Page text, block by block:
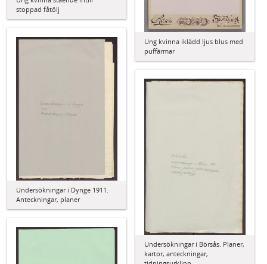
stoppad fåtölj
Ung kvinna iklädd ljus blus med
puffärmar
Undersökningar i Dynge 1911.
Anteckningar, planer
Undersökningar i Börsås. Planer,
kartor, anteckningar,